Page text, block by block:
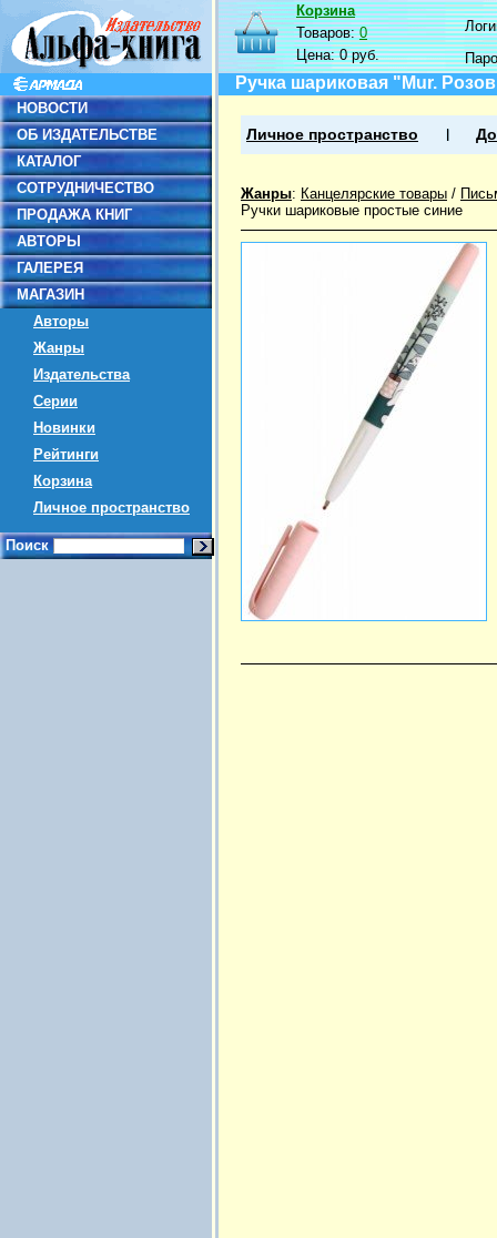
НОВОСТИ
ОБ ИЗДАТЕЛЬСТВЕ
КАТАЛОГ
СОТРУДНИЧЕСТВО
ПРОДАЖА КНИГ
АВТОРЫ
ГАЛЕРЕЯ
МАГАЗИН
Авторы
Жанры
Издательства
Серии
Новинки
Рейтинги
Корзина
Личное пространство
Поиск
Корзина
Товаров:0
Цена:0 руб.
Ручка шариковая "Mur.
Личное пространство
Жанры: Канцелярские товары /
Ручки шариковые простые синие